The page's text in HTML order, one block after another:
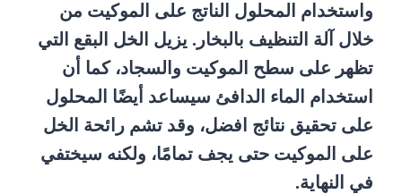
واستخدام المحلول الناتج على الموكيت من
خلال آلة التنظيف بالبخار. يزيل الخل البقع التي
تظهر على سطح الموكيت والسجاد، كما أن
استخدام الماء الدافئ سيساعد أيضًا المحلول
على تحقيق نتائج افضل، وقد تشم رائحة الخل
على الموكيت حتى يجف تمامًا، ولكنه سيختفي
في النهاية.